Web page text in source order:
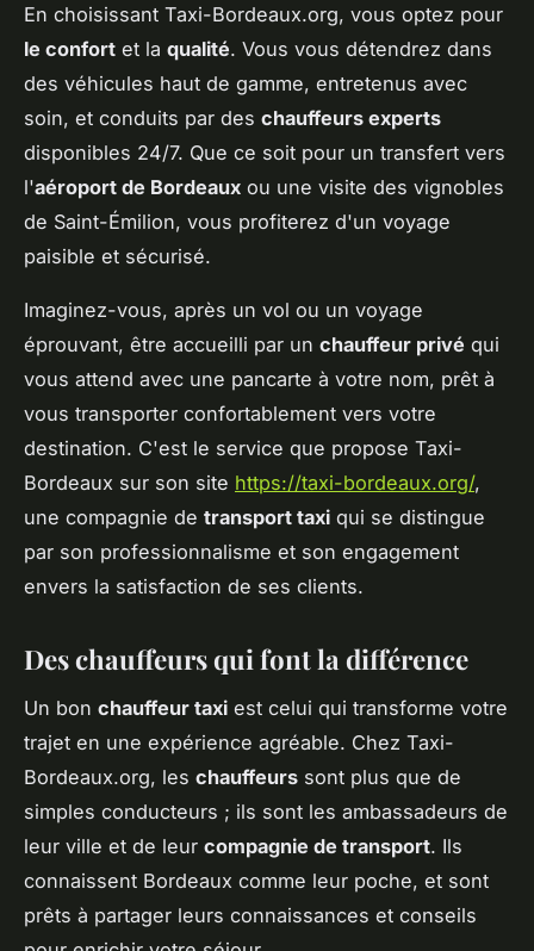
En choisissant Taxi-Bordeaux.org, vous optez pour
le confort et la qualité. Vous vous détendrez dans
des véhicules haut de gamme, entretenus avec
soin, et conduits par des chauffeurs experts
disponibles 24/7. Que ce soit pour un transfert vers
l'aéroport de Bordeaux ou une visite des vignobles
de Saint-Émilion, vous profiterez d'un voyage
paisible et sécurisé.
Imaginez-vous, après un vol ou un voyage
éprouvant, être accueilli par un chauffeur privé qui
vous attend avec une pancarte à votre nom, prêt à
vous transporter confortablement vers votre
destination. C'est le service que propose Taxi-
Bordeaux sur son site https://taxi-bordeaux.org/,
une compagnie de transport taxi qui se distingue
par son professionnalisme et son engagement
envers la satisfaction de ses clients.
Des chauffeurs qui font la différence
Un bon chauffeur taxi est celui qui transforme votre
trajet en une expérience agréable. Chez Taxi-
Bordeaux.org, les chauffeurs sont plus que de
simples conducteurs ; ils sont les ambassadeurs de
leur ville et de leur compagnie de transport. Ils
connaissent Bordeaux comme leur poche, et sont
prêts à partager leurs connaissances et conseils